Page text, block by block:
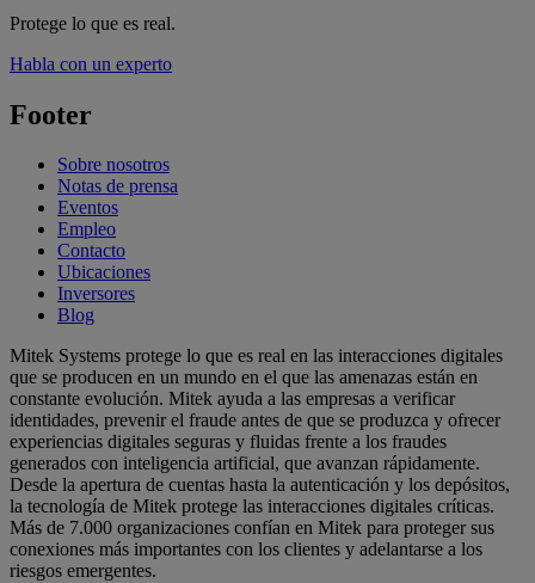
Protege lo que es real.
Habla con un experto
Footer
Sobre nosotros
Notas de prensa
Eventos
Empleo
Contacto
Ubicaciones
Inversores
Blog
Mitek Systems protege lo que es real en las interacciones digitales
que se producen en un mundo en el que las amenazas están en
constante evolución. Mitek ayuda a las empresas a verificar
identidades, prevenir el fraude antes de que se produzca y ofrecer
experiencias digitales seguras y fluidas frente a los fraudes
generados con inteligencia artificial, que avanzan rápidamente.
Desde la apertura de cuentas hasta la autenticación y los depósitos,
la tecnología de Mitek protege las interacciones digitales críticas.
Más de 7.000 organizaciones confían en Mitek para proteger sus
conexiones más importantes con los clientes y adelantarse a los
riesgos emergentes.